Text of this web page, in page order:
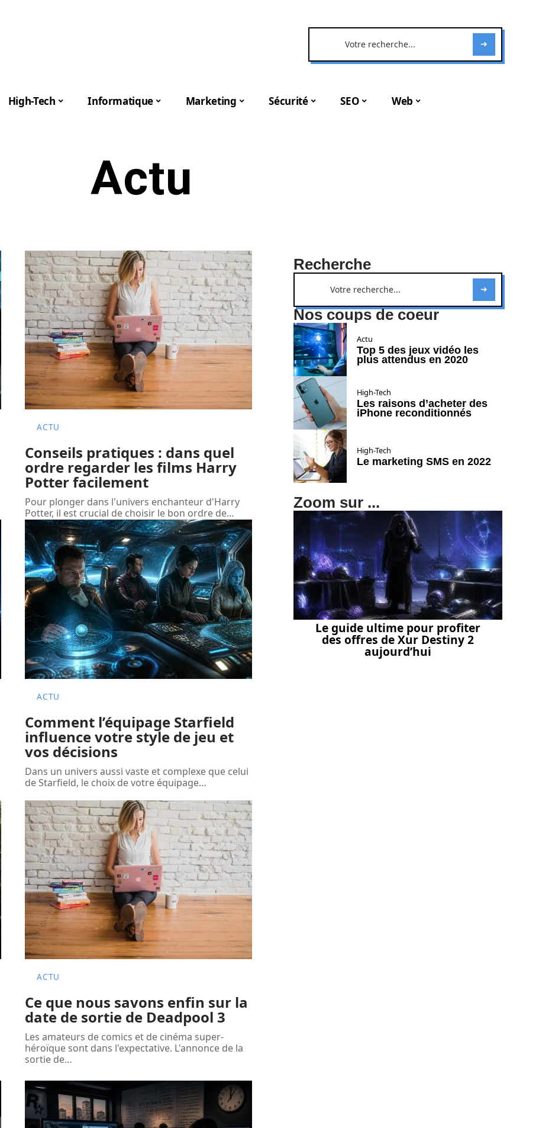
High-Tech Informatique Marketing Sécurité SEO Web
Actu
ACTU
Conseils pratiques : dans quel
ordre regarder les films Harry
Potter facilement
Pour plonger dans l'univers enchanteur d'Harry
Potter, il est crucial de choisir le bon ordre de…
ACTU
Comment l’équipage Starfield
influence votre style de jeu et
vos décisions
Dans un univers aussi vaste et complexe que celui
de Starfield, le choix de votre équipage…
ACTU
Ce que nous savons enfin sur la
date de sortie de Deadpool 3
Les amateurs de comics et de cinéma super-
héroïque sont dans l'expectative. L'annonce de la
sortie de…
Recherche
Nos coups de coeur
Actu
Top 5 des jeux vidéo les
plus attendus en 2020
High-Tech
Les raisons d’acheter des
iPhone reconditionnés
High-Tech
Le marketing SMS en 2022
Zoom sur ...
Le guide ultime pour profiter
des offres de Xur Destiny 2
aujourd’hui